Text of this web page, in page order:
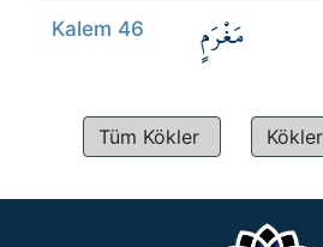
Kalem 46 مَغْرَمٍ
Tüm Kökler